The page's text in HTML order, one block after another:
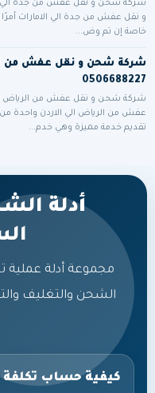
شركة شحن و نقل عفش من جدة الي
و نقل عفش من جدة الي الامارات أمرًا
خاصة إن تم وض...
شركة شحن و نقل عفش من
0506688227
شركة شحن و نقل عفش من الرياض
عفش من الرياض الي الاردن واحدة
تقديم خدمة مميزة وهي خدم...
أدلة
مجموعة أدلة عملية
الشحن والتغليف
كيفية حساب تكلفة